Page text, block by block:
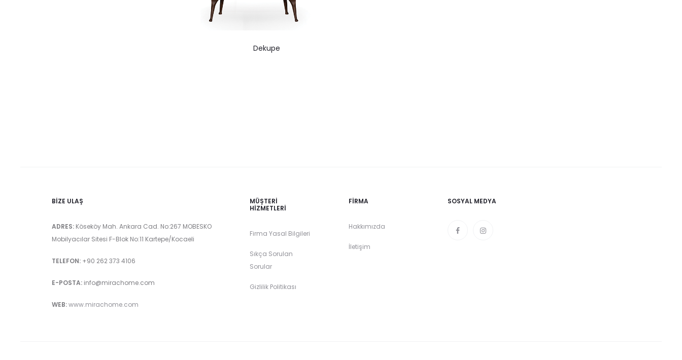
Dekupe
BIZE ULAŞ
ADRES: Köseköy Mah. Ankara Cad. No:267 MOBESKO
Mobilyacılar Sitesi F-Blok No:11 Kartepe/Kocaeli
TELEFON: +90 262 373 4106
E-POSTA: info@mirachome.com
WEB:www.mirachome.com
MÜŞTERI
HIZMETLERI
Firma Yasal Bilgileri
Sıkça Sorulan
Sorular
Gizlilik Politikası
FIRMA
Hakkımızda
İletişim
SOSYAL MEDYA